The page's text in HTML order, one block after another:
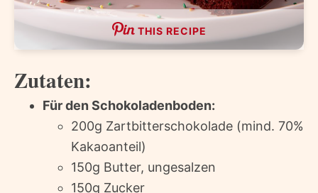
THIS RECIPE
Zutaten:
Für den Schokoladenboden:
200g Zartbitterschokolade (mind. 70%
Kakaoanteil)
150g Butter, ungesalzen
150g Zucker